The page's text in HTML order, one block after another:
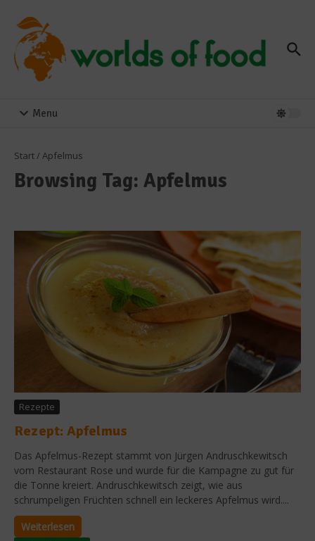
Menu
Start/ Apfelmus
Browsing Tag: Apfelmus
Rezepte
Rezept: Apfelmus
Das Apfelmus-Rezept stammt von Jürgen Andruschkewitsch
vom Restaurant Rose und wurde für die Kampagne zu gut für
die Tonne kreiert. Andruschkewitsch zeigt, wie aus
schrumpeligen Früchten schnell ein leckeres Apfelmus wird....
Weiterlesen